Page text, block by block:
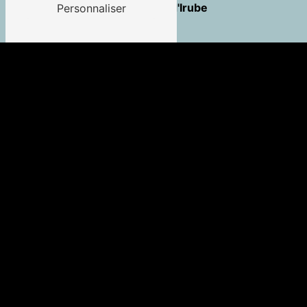
Saint-Pierre-d'Irube
Personnaliser